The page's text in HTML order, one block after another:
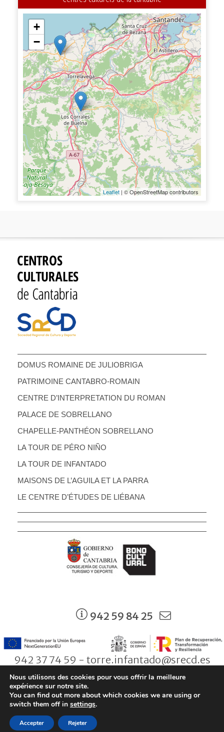
+
−
Leaflet | © OpenStreetMap contributors
DOMUS ROMAINE DE JULIOBRIGA
PATRIMOINE CANTABRO-ROMAIN
CENTRE D’INTERPRETATION DU ROMAN
PALACE DE SOBRELLANO
CHAPELLE-PANTHÉON SOBRELLANO
LA TOUR DE PÉRO NIÑO
LA TOUR DE INFANTADO
MAISONS DE L’AGUILA ET LA PARRA
LE CENTRE D’ÉTUDES DE LIÉBANA
942 59 84 25
942 37 74 59 - torre.infantado@srecd.es
© Consejería de Cultura, Turismo y Deporte. Gobierno de Cantabria |
contratación | Política de Cookies
Nous utilisons des cookies pour vous offrir la meilleure
expérience sur notre site.
You can find out more about which cookies we are using or
switch them off in settings.
Accepter Rejeter